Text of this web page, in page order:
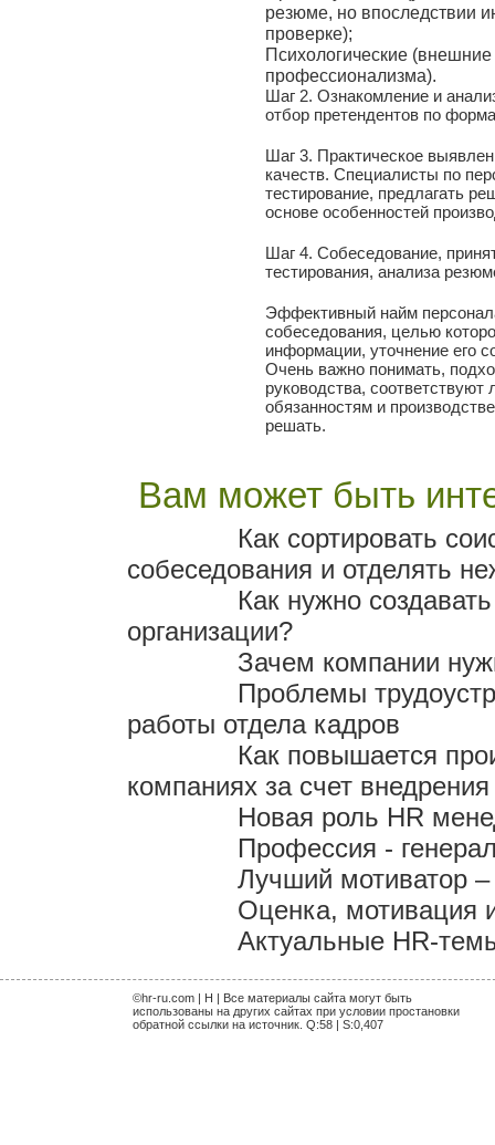
резюме, но впоследствии
проверке);
Психологические
профессионализма).
Шаг 2. Ознакомление и
отбор претендентов по
Шаг 3. Практическое
качеств. Специалисты по
тестирование, предлагать
основе особенностей
Шаг 4. Собеседование,
тестирования, анализа
Эффективный найм
собеседования, целью
информации, уточнение его
Очень важно понимать,
руководства,
обязанностям и
решать.
Вам может быть
Как сортировать
собеседования и отделять
Как нужно
организации?
Зачем компании
Проблемы
работы отдела кадров
Как повышается
компаниях за счет
Новая роль HR
Профессия -
Лучший мотиватор –
Оценка, мотивация
Актуальные HR-
©hr-ru.com | H | Все материалы сайта могут быть
использованы на других сайтах при условии простановки
обратной ссылки на источник. Q:58 | S:0,407